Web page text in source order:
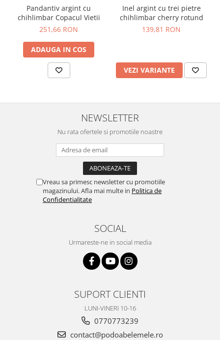
Pandantiv argint cu
chihlimbar Copacul Vietii
251,66 RON
ADAUGA IN COS
Inel argint cu trei pietre
chihlimbar cherry rotund
139,81 RON
VEZI VARIANTE
NEWSLETTER
Nu rata ofertele si promotiile noastre
Vreau sa primesc newsletter cu promotiile
magazinului. Afla mai multe in Politica de
Confidentialitate
SOCIAL
Urmareste-ne in social media
SUPORT CLIENTI
LUNI-VINERI 10-16
0770773239
contact@podoabelemele.ro